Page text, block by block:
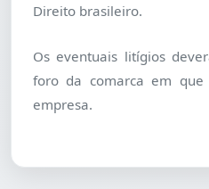
Direito brasileiro.
Os eventuais litígios
foro da comarca em
empresa.